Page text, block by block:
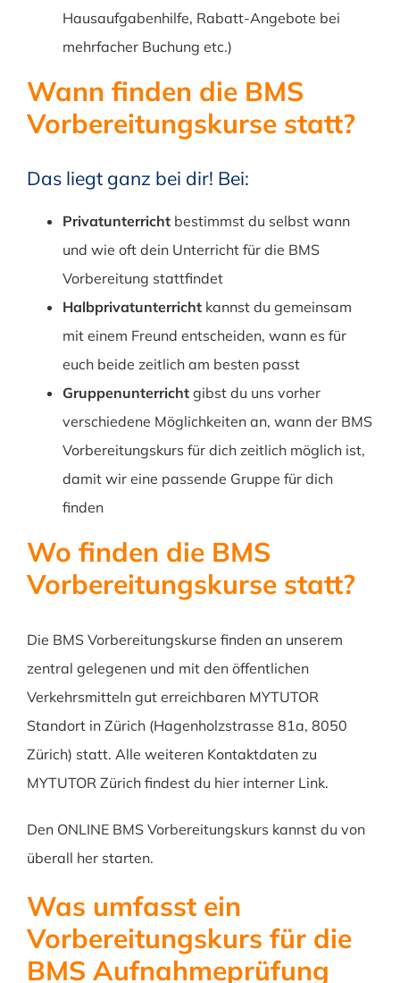
Hausaufgabenhilfe, Rabatt-Angebote bei
mehrfacher Buchung etc.)
Wann finden die BMS
Vorbereitungskurse statt?
Das liegt ganz bei dir! Bei:
Privatunterrichtbestimmst du selbst wann
und wie oft dein Unterricht für die BMS
Vorbereitung stattfindet
Halbprivatunterrichtkannst du gemeinsam
mit einem Freund entscheiden, wann es für
euch beide zeitlich am besten passt
Gruppenunterrichtgibst du uns vorher
verschiedene Möglichkeiten an, wann der BMS
Vorbereitungskurs für dich zeitlich möglich ist,
damit wir eine passende Gruppe für dich
finden
Wo finden die BMS
Vorbereitungskurse statt?
Die BMS Vorbereitungskurse finden an unserem
zentral gelegenen und mit den öffentlichen
Verkehrsmitteln gut erreichbaren MYTUTOR
Standort in Zürich (Hagenholzstrasse 81a, 8050
Zürich) statt. Alle weiteren Kontaktdaten zu
MYTUTOR Zürich findest du hier interner Link.
Den ONLINE BMS Vorbereitungskurs kannst du von
überall her starten.
Was umfasst ein
Vorbereitungskurs für die
BMS Aufnahmeprüfung